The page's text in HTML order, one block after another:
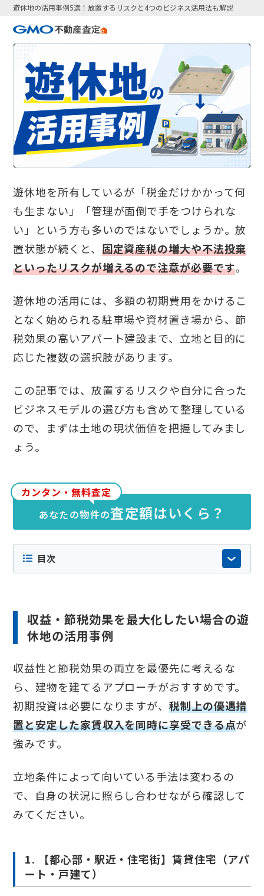
遊休地の活用事例5選！放置するリスクと4つのビジネス活用法も解説
遊休地を所有しているが「税金だけかかって何
も生まない」「管理が面倒で手をつけられな
い」という方も多いのではないでしょうか。放
置状態が続くと、 固定資産税の増大や不法投棄
といったリスクが増えるので注意が必要です。
遊休地の活用には、多額の初期費用をかけるこ
となく始められる駐車場や資材置き場から、節
税効果の高いアパート建設まで、立地と目的に
応じた複数の選択肢があります。
この記事では、放置するリスクや自分に合った
ビジネスモデルの選び方も含めて整理している
ので、まずは土地の現状価値を把握してみまし
ょう。
カンタン・無料査定
あなたの物件の査定額はいくら？
目次
収益・節税効果を最大化したい場合の遊
休地の活用事例
収益性と節税効果の両立を最優先に考えるな
ら、建物を建てるアプローチがおすすめです。
初期投資は必要になりますが、税制上の優遇措
置と安定した家賃収入を同時に享受できる点が
強みです。
立地条件によって向いている手法は変わるの
で、自身の状況に照らし合わせながら確認して
みてください。
1. 【都心部・駅近・住宅街】賃貸住宅（アパ
ート・戸建て）